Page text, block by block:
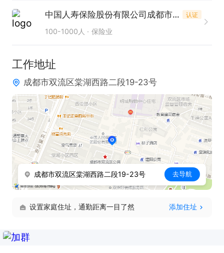
4.有销售、客服、房产、金融、教培等相关行业经验
1.行业稳定，前景广阔
2.免费培训，公平提供岗前+在岗培训，专业导师一对
一带教
3.资源扶持，公平提供沉睡孤单资源，搭建服务平台
4.晋升透明，公平公正
5.福利完善，多重保障
四.我们希望你
想靠自己的努力提升收入，愿意踏实学习，长期发
中国人寿保险股份有限公司成都市双流区支公司 认证
100-1000人 保险业
工作地址
成都市双流区棠湖西路二段19-23号
成都市双流区棠湖西路二段19-23号 去导航
设置家庭住址，通勤距离一目了然 添加住址